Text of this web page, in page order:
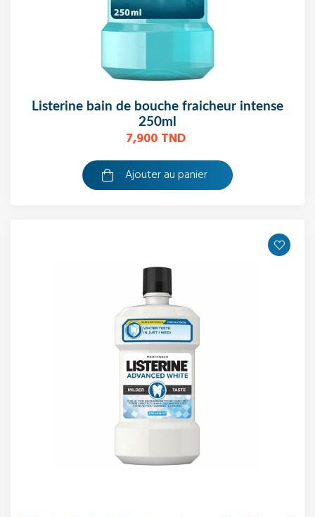
listerine bain de bouche fraicheur intense
250ml
7,900 TND
Ajouter au panier